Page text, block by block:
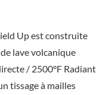
Up est construite
lave volcanique
/ 2500°F Radiant
tissage à mailles